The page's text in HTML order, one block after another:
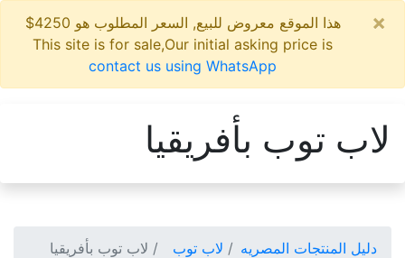
هذا الموقع معروض للبيع, السعر المطلوب هو 4250$
This site is for sale,Our initial asking price is
contact us using WhatsApp
لاب توب بأفريقيا
دليل المنتجات المصريه لاب توب لاب توب بأفريقيا